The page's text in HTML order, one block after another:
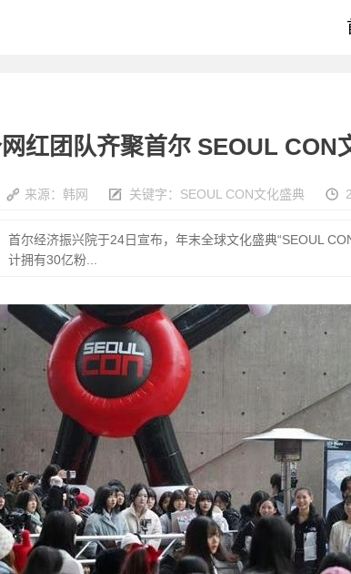
红团队齐聚首尔 SEOUL CON
来源：韩网 关键字： SEOUL CON文化盛典
首尔经济振兴院于24日宣布，年末全球文化盛典“SEOUL
计拥有30亿粉...